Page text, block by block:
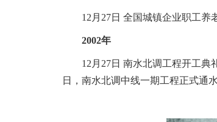
12月27日 全国城镇企业职工养老
2002年
12月27日 南水北调工程开工典礼
日，南水北调中线一期工程正式通水